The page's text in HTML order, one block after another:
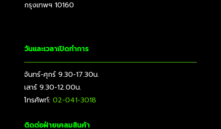
กรุงเทพฯ 10160
วันและเวลาเปิดทำการ
จันทร์-ศุกร์ 9.30-17.30น.
เสาร์ 9.30-12.00น.
โทรศัพท์: 02-041-3018
ติดต่อฝ่ายเคลมสินค้า